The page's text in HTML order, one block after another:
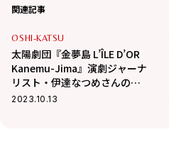
関連記事
OSHI-KATSU
太陽劇団『金夢島 L’ÎLE D’OR
Kanemu-Jima』演劇ジャーナ
リスト・伊達なつめさんの一
押しステージ情報！
2023.10.13